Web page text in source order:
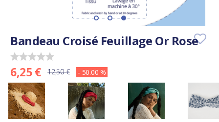
Bandeau Croisé Feuillage Or Rose
6,25 € 12,50 € - 50.00 %